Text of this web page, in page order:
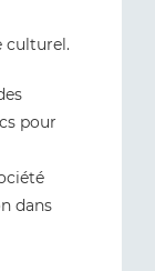
culturel.
pour
dans